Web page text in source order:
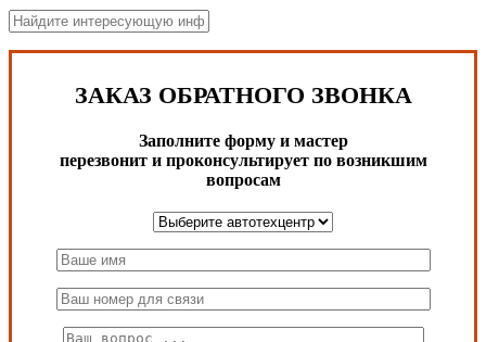
ЗАКАЗ ОБРАТНОГО ЗВОНКА
Заполните форму и мастер
перезвонит и проконсультирует по возникшим
вопросам